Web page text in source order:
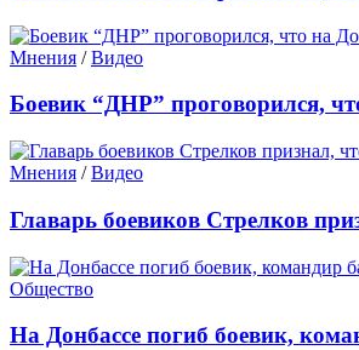
Мнения /Видео
Боевик “ДНР” проговорился,
Мнения /Видео
Главарь боевиков Стрелков
Общество
На Донбассе погиб боевик,